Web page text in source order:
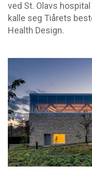
ved St. Olavs
kalle seg Tiårets
Health Design.